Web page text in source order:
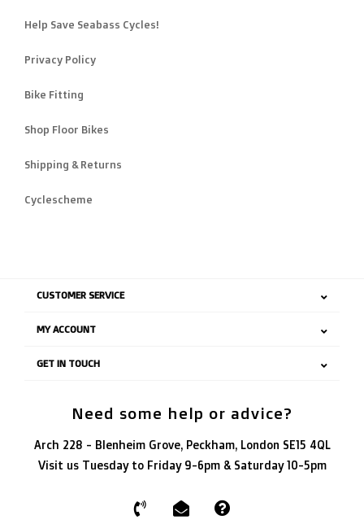
Help Save Seabass Cycles!
Privacy Policy
Bike Fitting
Shop Floor Bikes
Shipping & Returns
Cyclescheme
CUSTOMER SERVICE
MY ACCOUNT
GET IN TOUCH
Need some help or advice?
Arch 228 - Blenheim Grove, Peckham, London SE15 4QL
Visit us Tuesday to Friday 9-6pm & Saturday 10-5pm